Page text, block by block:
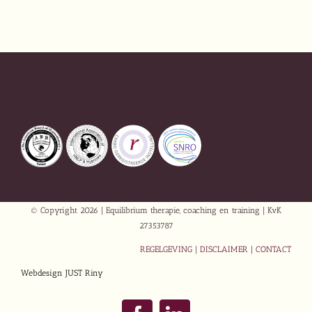
© Copyright 2026 | Equilibrium therapie, coaching en training | KvK
27353787
REGELGEVING DISCLAIMER CONTACT
Webdesign JUST Riny